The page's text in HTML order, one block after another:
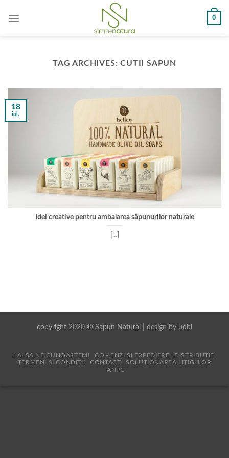
0
TAG ARCHIVES:CUTII SAPUN
Idei creative pentru ambalarea săpunurilor naturale
[...]
18
iul.
copyright 2020 © Sapun Natural | design by udbi
HAI SA NE CUNOASTEM! COMENZI SI EXPEDIERE
DISTRIBUTIE
TERMENI SI CONDITII
CONTACT
SOLUTIONAREA LITIGIILOR
ANPC